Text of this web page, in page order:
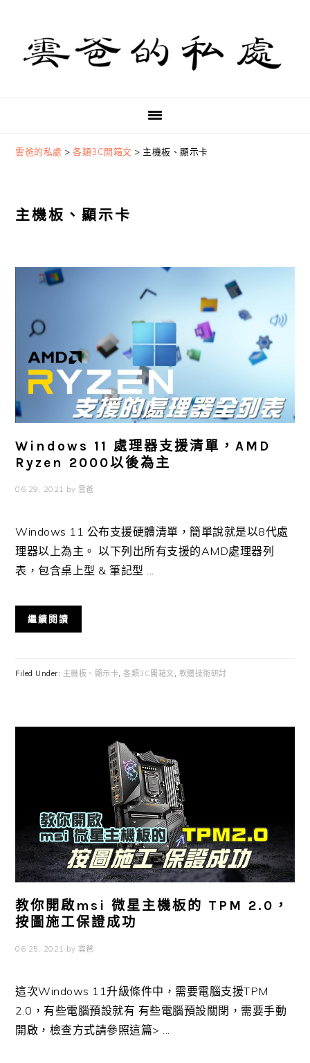
primary
navigation
content
primary
sidebar
雲爸的私處 >各類3C開箱文 > 主機板、顯示卡
主機板、顯示卡
Windows 11 處理器支援清單，AMD
Ryzen 2000以後為主
06 29, 2021 by 雲爸
Windows 11 公布支援硬體清單，簡單說就是以8代處
理器以上為主。 以下列出所有支援的AMD處理器列
表，包含桌上型 & 筆記型 ...
繼續閱讀
Filed Under: 主機板、顯示卡,各類3C開箱文, 軟體技術研討
教你開啟msi 微星主機板的 TPM 2.0，
按圖施工保證成功
06 25, 2021 by 雲爸
這次Windows 11升級條件中，需要電腦支援TPM
2.0，有些電腦預設就有 有些電腦預設關閉，需要手動
開啟，檢查方式請參照這篇> ...